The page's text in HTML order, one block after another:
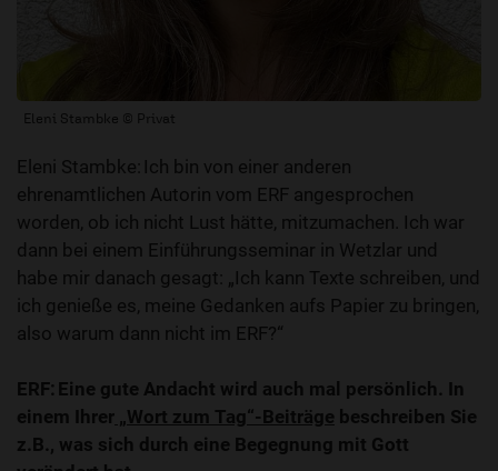
Eleni Stambke © Privat
Eleni Stambke: Ich bin von einer anderen
ehrenamtlichen Autorin vom ERF angesprochen
worden, ob ich nicht Lust hätte, mitzumachen. Ich war
dann bei einem Einführungsseminar in Wetzlar und
habe mir danach gesagt: „Ich kann Texte schreiben, und
ich genieße es, meine Gedanken aufs Papier zu bringen,
also warum dann nicht im ERF?“
ERF: Eine gute Andacht wird auch mal persönlich. In
einem Ihrer „Wort zum Tag“-Beiträge beschreiben Sie
z.B., was sich durch eine Begegnung mit Gott